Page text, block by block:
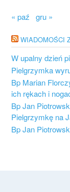
« paź gru »
WIADOMOŚCI
W upalny dzień
Pielgrzymka
Bp Marian
ich rękach i
Bp Jan
Pielgrzymkę na
Bp Jan